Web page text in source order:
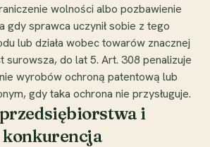
wolności albo pozbawienie
gdy sprawca uczynił sobie z tego
lub działa wobec towarów znacznej
surowsza, do lat 5. Art. 308 penalizuje
wyrobów ochroną patentową lub
gdy taka ochrona nie przysługuje.
i